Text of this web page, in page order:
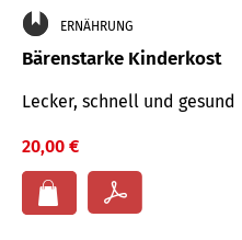
ERNÄHRUNG
Bärenstarke Kinderkost
Lecker, schnell und gesund
20,00 €